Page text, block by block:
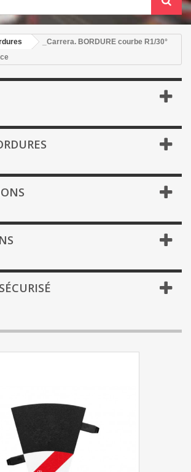
_Carrera. BORDURE courbe R1/30°